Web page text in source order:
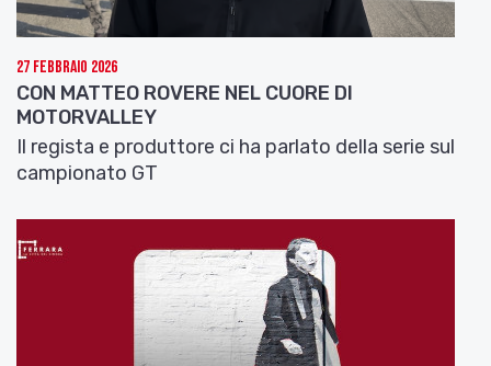
27 Febbraio 2026
CON MATTEO ROVERE NEL CUORE DI
MOTORVALLEY
Il regista e produttore ci ha parlato della serie sul
campionato GT